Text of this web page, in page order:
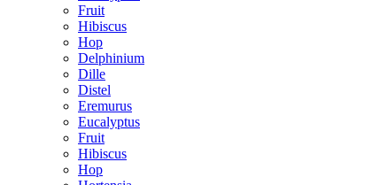
Fruit
Hibiscus
Hop
Delphinium
Dille
Distel
Eremurus
Eucalyptus
Fruit
Hibiscus
Hop